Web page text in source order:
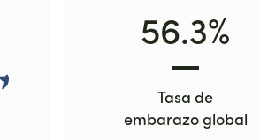
56.3%
Tasa de
embarazo global